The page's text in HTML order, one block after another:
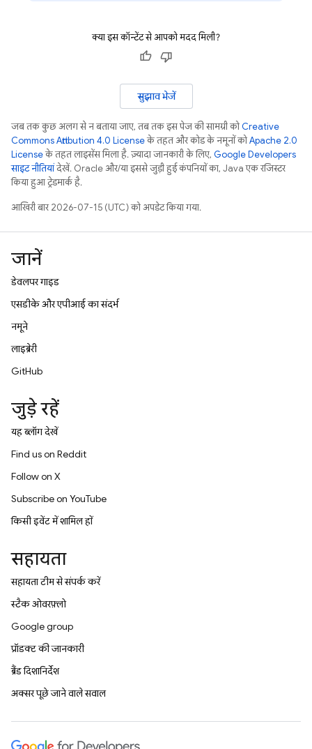
क्या इस कॉन्टेंट से आपको मदद मिली?
सुझाव भेजें
जब तक कुछ अलग से न बताया जाए, तब तक इस पेज की सामग्री कोCreative
Commons Attribution 4.0 Licenseके तहत और कोड के नमूनों कोApache 2.0
Licenseके तहत लाइसेंस मिला है. ज़्यादा जानकारी के लिए, Google Developers
साइट नीतियांदेखें. Oracle और/या इससे जुड़ी हुई कंपनियों का, Java एक रजिस्टर
किया हुआ ट्रेडमार्क है.
आखिरी बार 2026-07-15 (UTC) को अपडेट किया गया.
जानें
डेवलपर गाइड
एसडीके और एपीआई का संदर्भ
नमूने
लाइब्रेरी
GitHub
जुड़े रहें
यह ब्लॉग देखें
Find us on Reddit
Follow on X
Subscribe on YouTube
किसी इवेंट में शामिल हों
सहायता
सहायता टीम से संपर्क करें
स्टैक ओवरफ़्लो
Google group
प्रॉडक्ट की जानकारी
ब्रैंड दिशानिर्देश
अक्सर पूछे जाने वाले सवाल